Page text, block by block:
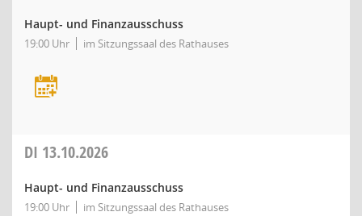
Haupt- und Finanzausschuss
19:00 Uhr im Sitzungssaal des Rathauses
DI 13.10.2026
Haupt- und Finanzausschuss
19:00 Uhr im Sitzungssaal des Rathauses